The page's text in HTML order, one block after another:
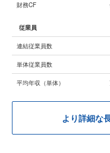
財務CF
従業員
連結従業員数
単体従業員数
平均年収（単体）
より詳細な